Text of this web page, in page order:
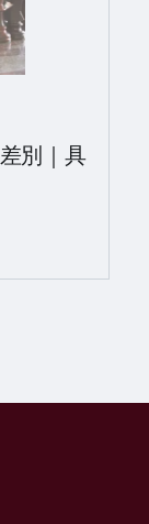
別｜具